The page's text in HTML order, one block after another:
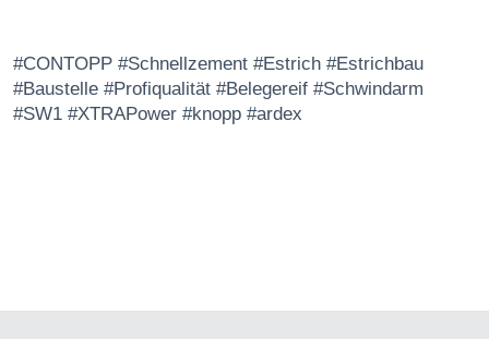
#CONTOPP #Schnellzement #Estrich #Estrichbau
#Baustelle #Profiqualität #Belegereif #Schwindarm
#SW1 #XTRAPower #knopp #ardex